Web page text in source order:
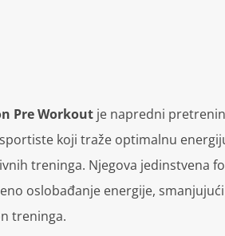
Pre Workout je napredni
koji traže optimalnu
treninga. Njegova jedinstvena
oslobađanje energije,
treninga.